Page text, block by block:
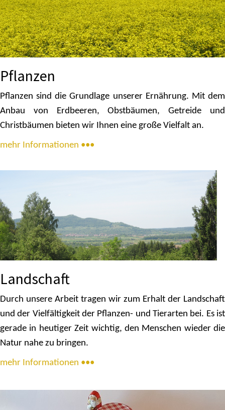
Pflanzen
Pflanzen sind die Grundlage unserer Ernährung. Mit dem
Anbau von Erdbeeren, Obstbäumen, Getreide und
Christbäumen bieten wir Ihnen eine große Vielfalt an.
mehr Informationen •••
Landschaft
Durch unsere Arbeit tragen wir zum Erhalt der Landschaft
und der Vielfältigkeit der Pflanzen- und Tierarten bei. Es ist
gerade in heutiger Zeit wichtig, den Menschen wieder die
Natur nahe zu bringen.
mehr Informationen •••